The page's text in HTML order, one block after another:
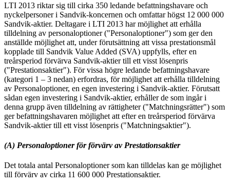
LTI 2013 riktar sig till cirka 350 ledande befattningshavare och
nyckelpersoner i Sandvik-koncernen och omfattar högst 12 000 000
Sandvik-aktier. Deltagare i LTI 2013 har möjlighet att erhålla
tilldelning av personaloptioner ("Personaloptioner") som ger den
anställde möjlighet att, under förutsättning att vissa prestationsmål
kopplade till Sandvik Value Added (SVA) uppfylls, efter en
treårsperiod förvärva Sandvik-aktier till ett visst lösenpris
("Prestationsaktier"). För vissa högre ledande befattningshavare
(kategori 1 – 3 nedan) erfordras, för möjlighet att erhålla tilldelning
av Personaloptioner, en egen investering i Sandvik-aktier. Förutsatt
sådan egen investering i Sandvik-aktier, erhåller de som ingår i
denna grupp även tilldelning av rättigheter ("Matchningsrätter") som
ger befattningshavaren möjlighet att efter en treårsperiod förvärva
Sandvik-aktier till ett visst lösenpris ("Matchningsaktier").
(A) Personaloptioner för förvärv av Prestationsaktier
Det totala antal Personaloptioner som kan tilldelas kan ge möjlighet
till förvärv av cirka 11 600 000 Prestationsaktier.